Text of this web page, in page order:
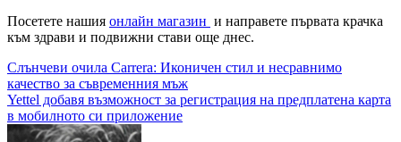
Посетете нашия онлайн магазин и направете първата крачка
към здрави и подвижни стави още днес.
Навигация
Слънчеви очила Carrera: Иконичен стил и несравнимо
качество за съвременния мъж
Yettel добавя възможност за регистрация на предплатена карта
в мобилното си приложение